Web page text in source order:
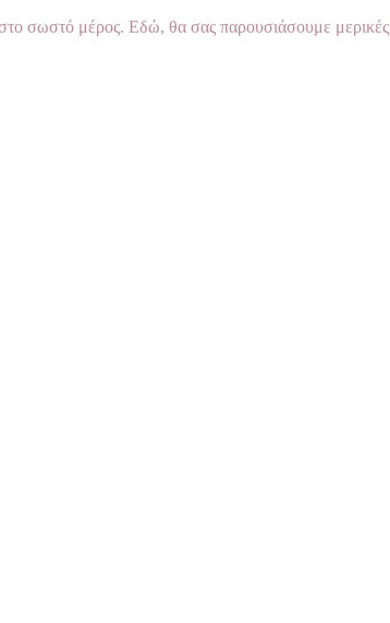
σωστό μέρος. Εδώ, θα σας παρουσιάσουμε μερικές